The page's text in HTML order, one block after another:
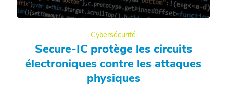
Cybersécurité
Secure-IC protège les circuits
électroniques contre les attaques
physiques